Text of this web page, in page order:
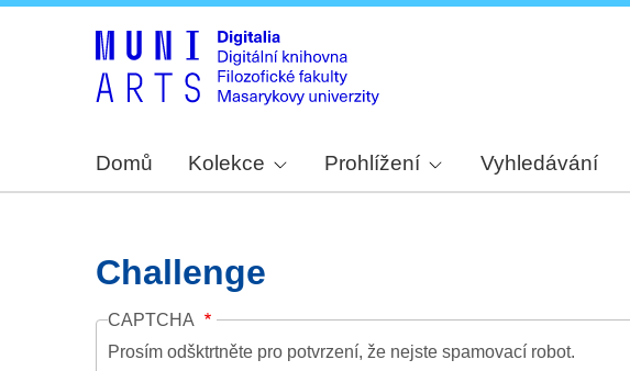
Domů Kolekce Prohlížení Vyhledávání
Challenge
CAPTCHA
Prosím odšktrtněte pro potvrzení, že nejste spamovací robot.